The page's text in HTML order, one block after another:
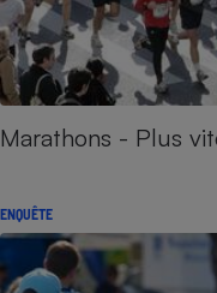
Marathons - Plus
ENQUÊTE